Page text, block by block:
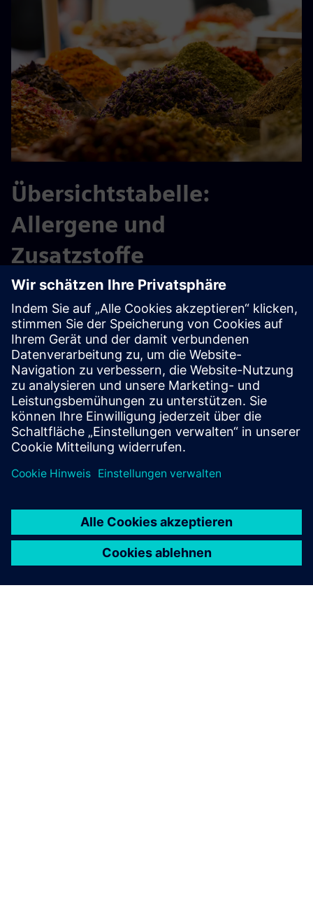
Übersichtstabelle:
Allergene und
Zusatzstoffe
Sehen Sie sich unsere praktische Übersichtstabelle an, um
mehr über Allergene und Zusatzstoffe in unseren
Lebensmitteln zu erfahren. Klicken Sie auf einen der
folgenden Links, um die Tabelle zu öffnen und
sicherzustellen, dass die Auswahl Ihren Bedürfnissen
entspricht:
Kennzeichnung: Allergene und Zusatzstoffe - Deutsch
Kennzeichnung: Allergene und Zusatzstoffe - Englisch